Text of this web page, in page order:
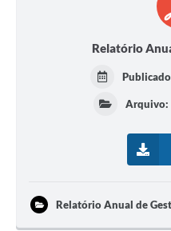
Relatório
Arquivo:
Relatório Anual de